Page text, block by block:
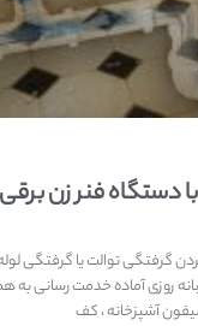
دستگاه فنر زن برقی
کردن گرفتگی توالت یا
روزی آماده خدمت رسانی به
آشپزخانه ، کف